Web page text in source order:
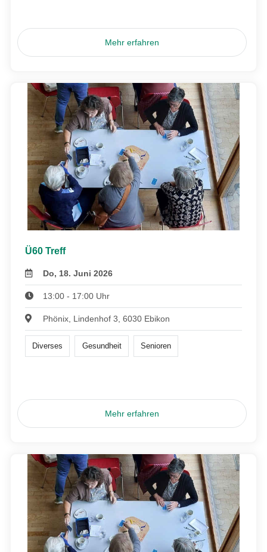
Mehr erfahren
Ü60 Treff
Do, 18. Juni 2026
13:00 - 17:00 Uhr
Phönix, Lindenhof 3, 6030 Ebikon
Diverses Gesundheit Senioren
Mehr erfahren